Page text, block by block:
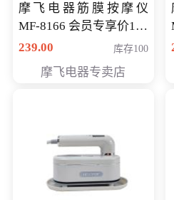
摩飞电器筋膜按摩仪
MF-8166 会员专享价168
元
239.00 库存100
摩飞电器专卖店